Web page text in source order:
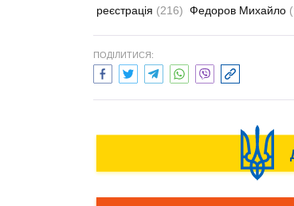
реєстрація (216) Федоров Михайло
ПОДІЛИТИСЯ: